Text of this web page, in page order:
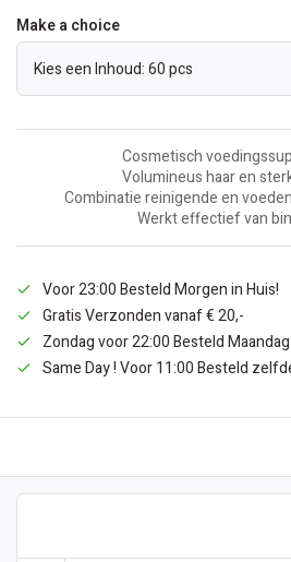
Make a choice
Kies een Inhoud: 60 pcs
Cosmetisch
Volumineus haar en
Combinatie reinigende en
Werkt effectief van
Voor 23:00 Besteld Morgen in Huis!
Gratis Verzonden vanaf € 20,-
Zondag voor 22:00 Besteld
Same Day ! Voor 11:00 Besteld